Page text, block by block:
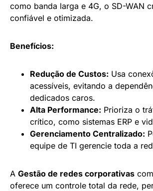
como banda larga e 4G, o SD-WAN
confiável e otimizada.
Benefícios:
Redução de Custos: Usa
acessíveis, evitando a
dedicados caros.
Alta Performance: Prioriza o
crítico, como sistemas ERP e
Gerenciamento Centralizado:
equipe de TI gerencie toda a
A Gestão de redes corporativas com
oferece um controle total da rede,